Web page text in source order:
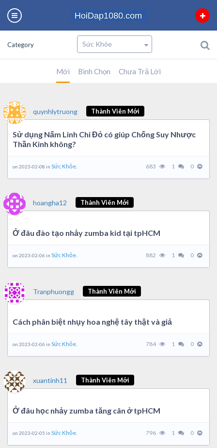
Category
Mới Bình Chọn Chưa Trả Lời
quynhlytruong Thành Viên Mới
Sử dụng Nấm Linh Chi Đỏ có giúp Chống Suy Nhược
Thần Kinh không?
on 2023-02-08 in Sức Khỏe. 683 1 0
hoangha12 Thành Viên Mới
Ở đâu đào tạo nhảy zumba kid tại tpHCM
on 2023-02-06 in Sức Khỏe. 882 1 0
Tranphuongg Thành Viên Mới
Cách phân biệt nhụy hoa nghệ tây thật và giả
on 2023-02-06 in Sức Khỏe. 784 1 0
xuantinh11 Thành Viên Mới
Ở đâu học nhảy zumba tăng cân ở tpHCM
on 2023-02-05 in Sức Khỏe. 796 1 0